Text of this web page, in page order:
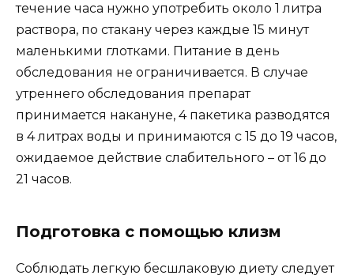
течение часа нужно употребить около 1 литра
раствора, по стакану через каждые 15 минут
маленькими глотками. Питание в день
обследования не ограничивается. В случае
утреннего обследования препарат
принимается накануне, 4 пакетика разводятся
в 4 литрах воды и принимаются с 15 до 19 часов,
ожидаемое действие слабительного – от 16 до
21 часов.
Подготовка с помощью клизм
Соблюдать легкую бесшлаковую диету следует